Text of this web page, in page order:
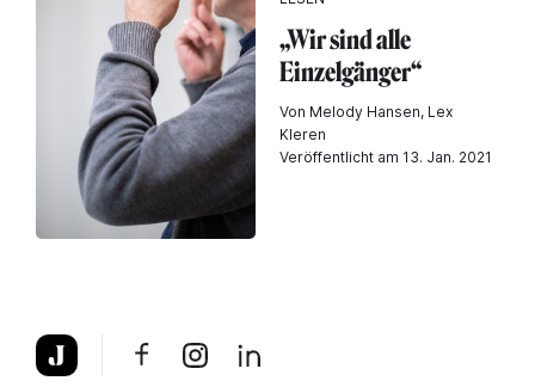
„Wir sind alle
Einzelgänger“
Von Melody Hansen, Lex
Kleren
Veröffentlicht am 13. Jan. 2021